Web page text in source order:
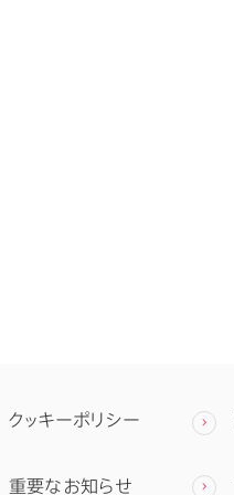
クッキーポリシー
重要なお知らせ